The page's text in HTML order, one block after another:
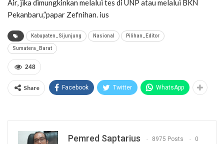
Air, jika dimungkinkan melalui tes di UNP atau melalui BKN
Pekanbaru,”papar Zefnihan. ius
Kabupaten_Sijunjung Nasional Pilihan_Editor
Sumatera_Barat
248
Share Facebook Twitter WhatsApp
Pemred Saptarius 8975 Posts 0